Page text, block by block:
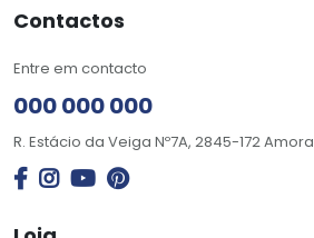
Contactos
Entre em contacto
000 000 000
R. Estácio da Veiga Nº7A, 2845-172 Amora